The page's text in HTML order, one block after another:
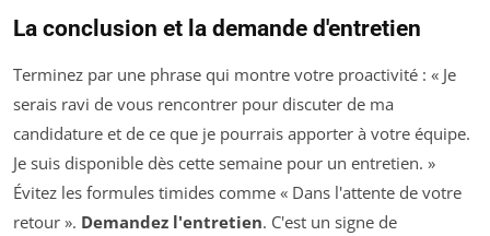
La conclusion et la demande d'entretien
Terminez par une phrase qui montre votre proactivité : « Je
serais ravi de vous rencontrer pour discuter de ma
candidature et de ce que je pourrais apporter à votre équipe.
Je suis disponible dès cette semaine pour un entretien. »
Évitez les formules timides comme « Dans l'attente de votre
retour ». Demandez l'entretien. C'est un signe de